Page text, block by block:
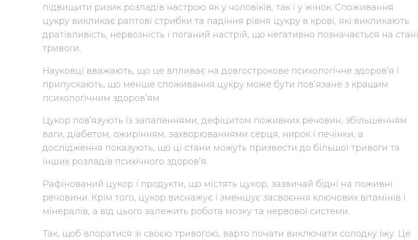
підвищити ризик розладів настрою як у чоловіків, так і у жінок. Споживання
цукру викликає раптові стрибки та падіння рівня цукру в крові, які викликають
дратівливість, нервозність і поганий настрій, що негативно позначається на стані
тривоги.
Науковці вважають, що це впливає на довгострокове психологічне здоров’я і
припускають, що менше споживання цукру може бути пов’язане з кращим
психологічним здоров’ям.
Цукор пов’язують із запаленнями, дефіцитом поживних речовин, збільшенням
ваги, діабетом, ожирінням, захворюваннями серця, нирок і печінки, а
дослідження показують, що ці стани можуть призвести до більшої тривоги та
інших розладів психічного здоров’я.
Рафінований цукор і продукти, що містять цукор, зазвичай бідні на поживні
речовини. Крім того, цукор виснажує і зменшує засвоєння ключових вітамінів і
мінералів, а від цього залежить робота мозку та нервової системи.
Так, щоб впоратися зі своєю тривогою, варто почати виключати солодку їжу. Це